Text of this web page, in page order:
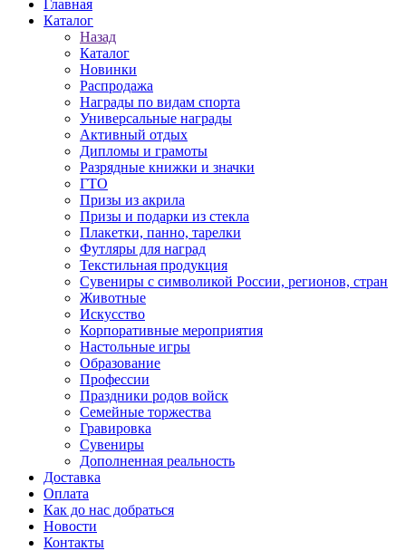
Главная
Каталог
Назад
Каталог
Новинки
Распродажа
Награды по видам спорта
Универсальные награды
Активный отдых
Дипломы и грамоты
Разрядные книжки и значки
ГТО
Призы из акрила
Призы и подарки из стекла
Плакетки, панно, тарелки
Футляры для наград
Текстильная продукция
Сувениры с символикой России, регионов, стран
Животные
Искусство
Корпоративные мероприятия
Настольные игры
Образование
Профессии
Праздники родов войск
Семейные торжества
Гравировка
Сувениры
Дополненная реальность
Доставка
Оплата
Как до нас добраться
Новости
Контакты